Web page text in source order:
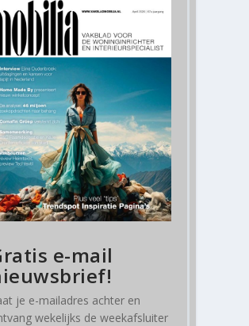
e-mail
je e-mailadres achter en
wekelijks de weekafsluiter